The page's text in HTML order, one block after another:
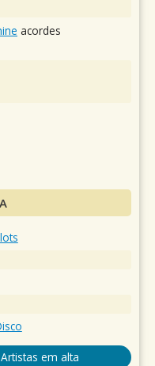
acordes
em alta